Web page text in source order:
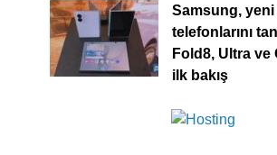
Samsung,
telefonlarını
Fold8, Ultra ve
ilk bakış